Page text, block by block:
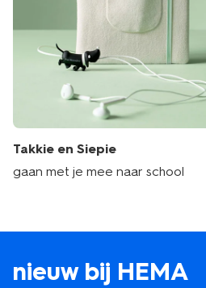
Takkie en Siepie
gaan met je mee naar school
nieuw bij HEMA